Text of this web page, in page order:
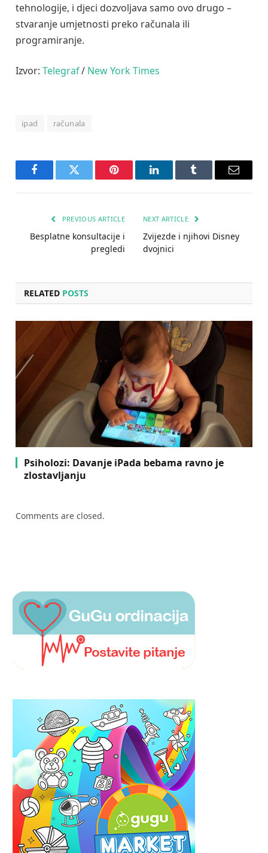
tehnologije, i djeci dozvoljava samo ovo drugo –
stvaranje umjetnosti preko računala ili
programiranje.
Izvor: Telegraf/ New York Times
ipad računala
FacebookTwitter Pinterest LinkedInTumblr Email
PREVIOUS ARTICLE
Besplatne konsultacije i
pregledi
NEXT ARTICLE
Zvijezde i njihovi Disney
dvojnici
RELATED POSTS
Psiholozi: Davanje iPada bebama ravno je
zlostavljanju
Comments are closed.